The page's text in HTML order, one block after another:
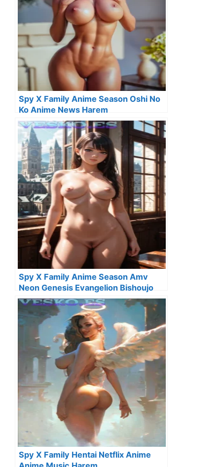
Spy X Family Anime Season Oshi No
Ko Anime News Harem
Spy X Family Anime Season Amv
Neon Genesis Evangelion Bishoujo
Spy X Family Hentai Netflix Anime